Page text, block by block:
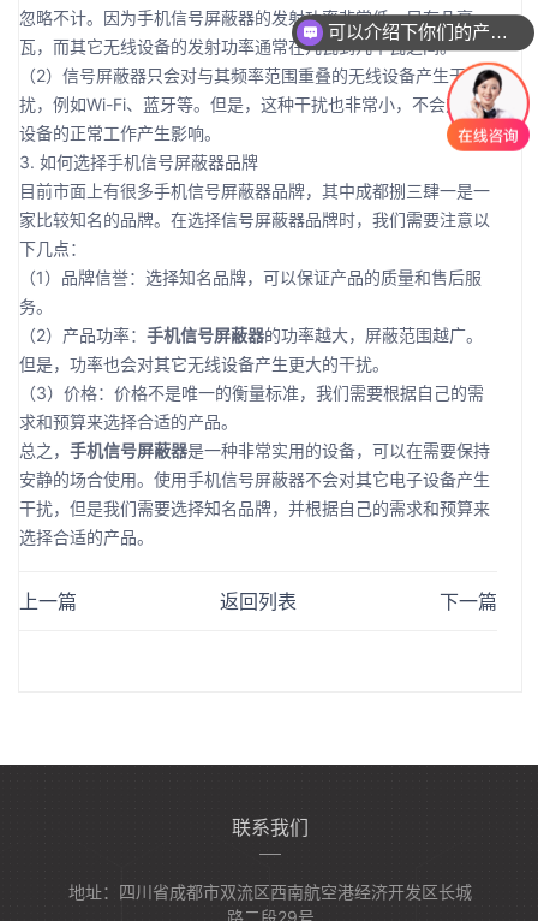
忽略不计。因为手机信号屏蔽器的发射功率非常低，只有几毫
瓦，而其它无线设备的发射功率通常在几瓦到几十瓦之间。
（2）信号屏蔽器只会对与其频率范围重叠的无线设备产生干
扰，例如Wi-Fi、蓝牙等。但是，这种干扰也非常小，不会对这些
设备的正常工作产生影响。
3. 如何选择手机信号屏蔽器品牌
目前市面上有很多手机信号屏蔽器品牌，其中成都捌三肆一是一
家比较知名的品牌。在选择信号屏蔽器品牌时，我们需要注意以
下几点：
（1）品牌信誉：选择知名品牌，可以保证产品的质量和售后服
务。
（2）产品功率： 手机信号屏蔽器的功率越大，屏蔽范围越广。
但是，功率也会对其它无线设备产生更大的干扰。
（3）价格：价格不是唯一的衡量标准，我们需要根据自己的需
求和预算来选择合适的产品。
总之， 手机信号屏蔽器是一种非常实用的设备，可以在需要保持
安静的场合使用。使用手机信号屏蔽器不会对其它电子设备产生
干扰，但是我们需要选择知名品牌，并根据自己的需求和预算来
选择合适的产品。
上一篇 返回列表 下一篇
联系我们
地址：四川省成都市双流区西南航空港经济开发区长城
路二段29号
可以介绍下你们的产品么